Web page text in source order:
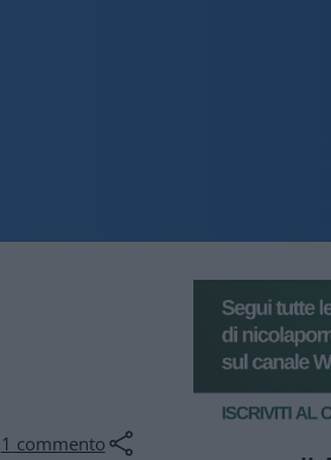
1 commento